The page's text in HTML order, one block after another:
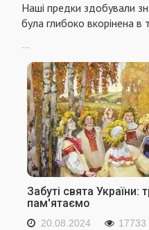
Наші предки здобували
була глибоко вкорінена в
...
Забуті свята України:
пам'ятаємо
20.08.2024 17733